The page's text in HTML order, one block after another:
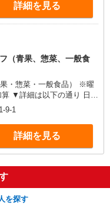
詳細を見る
（青果、惣菜、一般食
・惣菜・一般食品） ※曜
日・
〜18:00／時給100円増
の
★職種を限定しての募集の
項目をご確認ください。
9-1
詳細を見る
を探す